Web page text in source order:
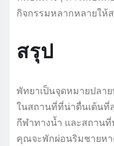
กิจกรรมหลากหลายให้
สรุป
พัทยาเป็นจุดหมายปลา
ในสถานที่ที่น่าตื่นเต้นที่
กีฬาทางน้ำ และสถานที่
คุณจะพักผ่อนริมชายหา